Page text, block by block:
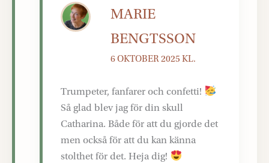
MARIE
BENGTSSON
6 OKTOBER 2025 KL.
Trumpeter, fanfarer och confetti!
Så glad blev jag för din skull
Catharina. Både för att du gjorde det
men också för att du kan känna
stolthet för det. Heja dig!